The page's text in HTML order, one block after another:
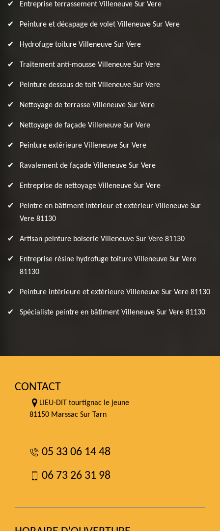
Entreprise terrassement Villeneuve Sur Vere
Peinture et décapage de volet Villeneuve Sur Vere
Hydrofuge toiture Villeneuve Sur Vere
Traitement anti-mousse Villeneuve Sur Vere
Peinture dessous de toit Villeneuve Sur Vere
Nettoyage de terrasse Villeneuve Sur Vere
Nettoyage de façade Villeneuve Sur Vere
Peinture extérieure Villeneuve Sur Vere
Ravalement de façade Villeneuve Sur Vere
Entreprise de nettoyage Villeneuve Sur Vere
Peintre en bâtiment intérieur et extérieur Villeneuve Sur
Vere 81130
Artisan peinture boiserie Villeneuve Sur Vere 81130
Entreprise résine hydrofuge toiture Villeneuve Sur Vere
81130
Peinture intérieure et extérieure Villeneuve Sur Vere 81130
Spécialiste peintre en bâtiment Villeneuve Sur Vere 81130
CONTACT
LIEU-DIT tourtignac le jeune
81150 Marssac Sur Tarn
05 33 06 14 48
06 73 26 31 98